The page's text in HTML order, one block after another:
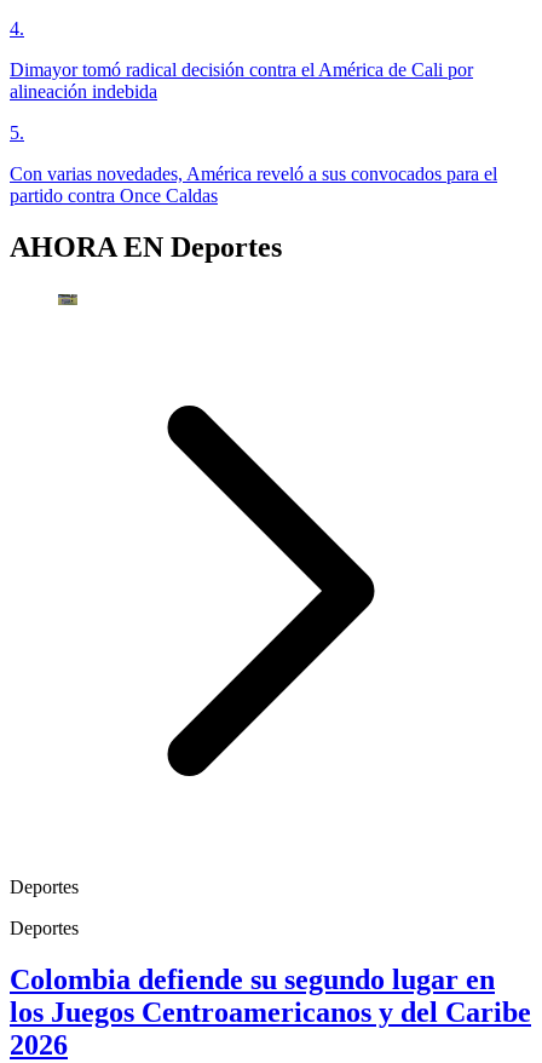
4.
Dimayor tomó radical decisión contra el América de Cali por
alineación indebida
5.
Con varias novedades, América reveló a sus convocados para el
partido contra Once Caldas
AHORA EN Deportes
Deportes
Deportes
Colombia defiende su segundo lugar en
los Juegos Centroamericanos y del Caribe
2026